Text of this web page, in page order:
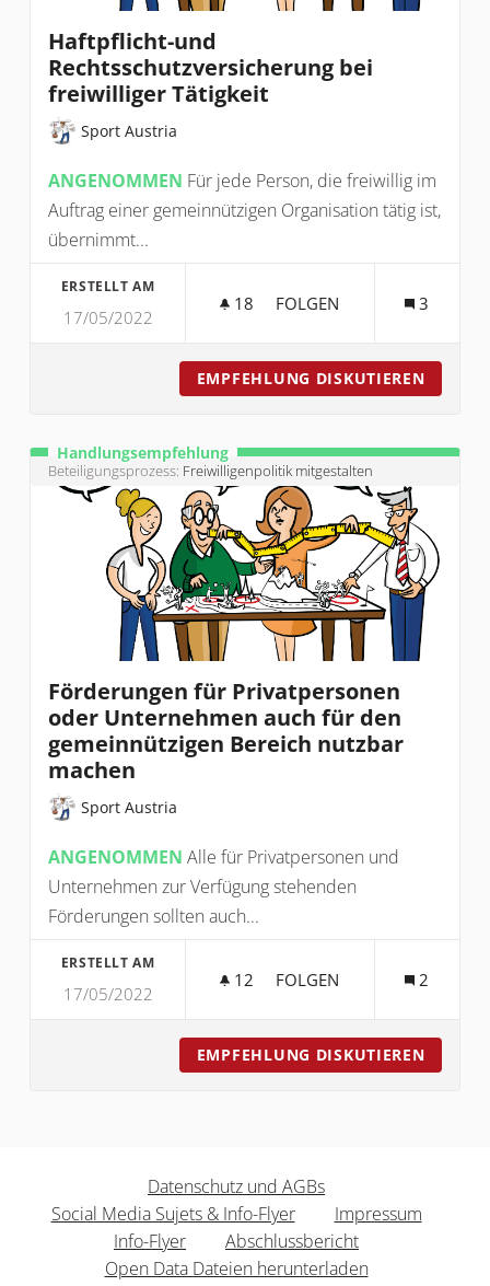
Haftpflicht-und
Rechtsschutzversicherung bei
freiwilliger Tätigkeit
Sport Austria
ANGENOMMEN Für jede Person, die freiwillig im
Auftrag einer gemeinnützigen Organisation tätig ist,
übernimmt...
ERSTELLT AM
17/05/2022
18 18 FOLLOWER
FOLGEN 3
EMPFEHLUNG DISKUTIEREN
Handlungsempfehlung
Beteiligungsprozess: Freiwilligenpolitik mitgestalten
Förderungen für Privatpersonen
oder Unternehmen auch für den
gemeinnützigen Bereich nutzbar
machen
Sport Austria
ANGENOMMEN Alle für Privatpersonen und
Unternehmen zur Verfügung stehenden
Förderungen sollten auch...
ERSTELLT AM
17/05/2022
12 12 FOLLOWER
FOLGEN 2
EMPFEHLUNG DISKUTIEREN
Datenschutz und AGBs
Social Media Sujets & Info-Flyer
Impressum
Info-Flyer
Abschlussbericht
Open Data Dateien herunterladen